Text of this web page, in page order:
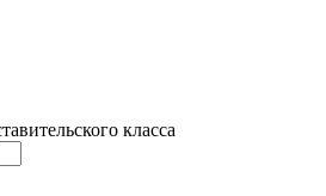
класса